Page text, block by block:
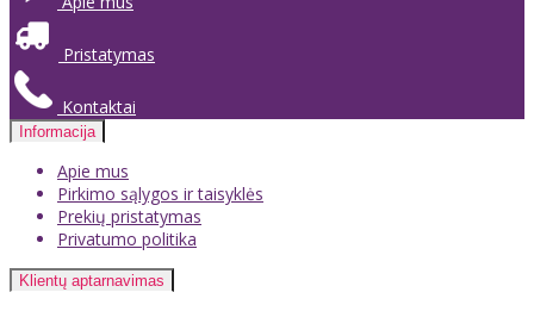
Pristatymas
Kontaktai
Informacija
Apie mus
Pirkimo sąlygos ir taisyklės
Prekių pristatymas
Privatumo politika
Klientų aptarnavimas